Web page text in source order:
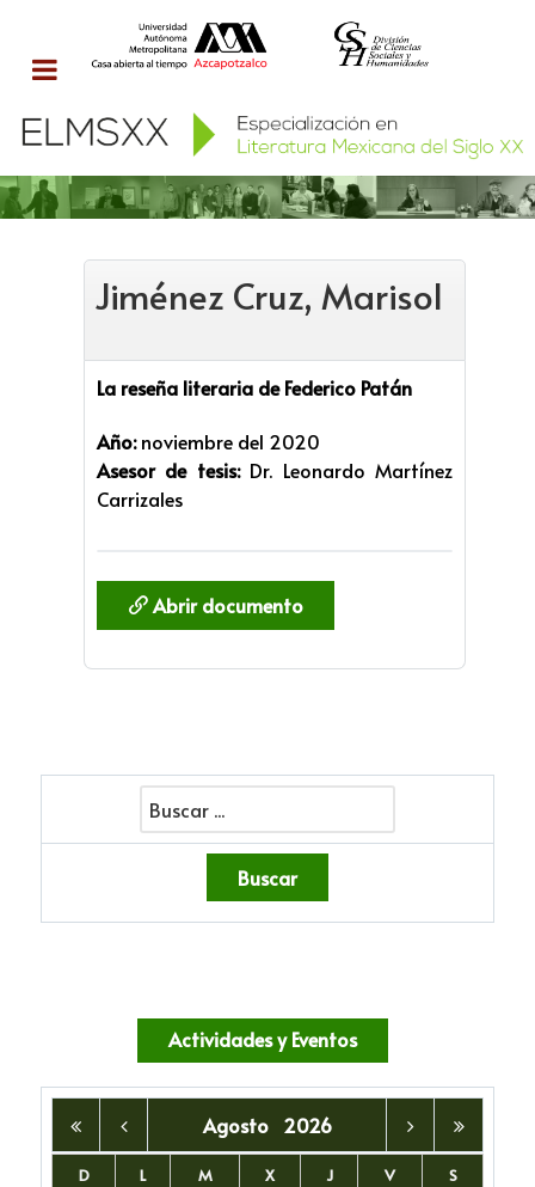
Jiménez Cruz, Marisol
La reseña literaria de Federico Patán
Año:noviembre del 2020
Asesor de tesis:Dr. Leonardo Martínez
Carrizales
Abrir documento
Actividades y Eventos
Agosto 2026
D L M X J V
S